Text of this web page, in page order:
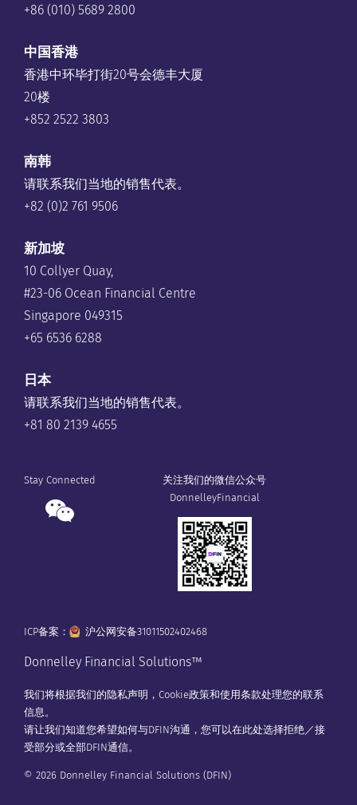
+86 (010) 5689 2800
中国香港
香港中环毕打街20号会德丰大厦
20楼
+852 2522 3803
南韩
请联系我们当地的销售代表。
+82 (0)2 761 9506
新加坡
10 Collyer Quay,
#23-06 Ocean Financial Centre
Singapore 049315
+65 6536 6288
日本
请联系我们当地的销售代表。
+81 80 2139 4655
Stay Connected
关注我们的微信公众号
DonnelleyFinancial
ICP备案： 沪公网安备31011502402468
Donnelley Financial Solutions™
我们将根据我们的隐私声明 ， Cookie政策和使用条款处理您的联系
信息。
请让我们知道您希望如何与DFIN沟通，您可以在此处选择拒绝／接
受部分或全部DFIN通信。
© 2026 Donnelley Financial Solutions (DFIN)